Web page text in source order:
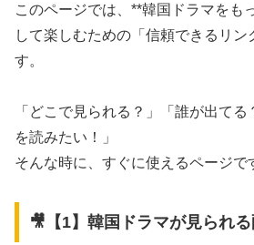
このページでは、**韓国ドラマをも
して楽しむための「信頼できるリン
す。
「どこで見られる？」「誰が出て
を読みたい！」
そんな時に、すぐに使えるページで
🎥【1】韓国ドラマが見られ